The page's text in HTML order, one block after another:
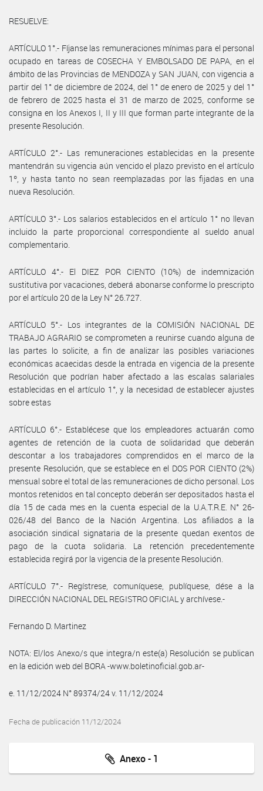
RESUELVE:
ARTÍCULO 1°.- Fíjanse las remuneraciones mínimas para el personal
ocupado en tareas de COSECHA Y EMBOLSADO DE PAPA, en el
ámbito de las Provincias de MENDOZA y SAN JUAN, con vigencia a
partir del 1° de diciembre de 2024, del 1° de enero de 2025 y del 1°
de febrero de 2025 hasta el 31 de marzo de 2025, conforme se
consigna en los Anexos I, II y III que forman parte integrante de la
presente Resolución.
ARTÍCULO 2°.- Las remuneraciones establecidas en la presente
mantendrán su vigencia aún vencido el plazo previsto en el artículo
1º, y hasta tanto no sean reemplazadas por las fijadas en una
nueva Resolución.
ARTÍCULO 3°.- Los salarios establecidos en el artículo 1° no llevan
incluido la parte proporcional correspondiente al sueldo anual
complementario.
ARTÍCULO 4°.- El DIEZ POR CIENTO (10%) de indemnización
sustitutiva por vacaciones, deberá abonarse conforme lo prescripto
por el artículo 20 de la Ley N° 26.727.
ARTÍCULO 5°.- Los integrantes de la COMISIÓN NACIONAL DE
TRABAJO AGRARIO se comprometen a reunirse cuando alguna de
las partes lo solicite, a fin de analizar las posibles variaciones
económicas acaecidas desde la entrada en vigencia de la presente
Resolución que podrían haber afectado a las escalas salariales
establecidas en el artículo 1°, y la necesidad de establecer ajustes
sobre estas
ARTÍCULO 6°.- Establécese que los empleadores actuarán como
agentes de retención de la cuota de solidaridad que deberán
descontar a los trabajadores comprendidos en el marco de la
presente Resolución, que se establece en el DOS POR CIENTO (2%)
mensual sobre el total de las remuneraciones de dicho personal. Los
montos retenidos en tal concepto deberán ser depositados hasta el
día 15 de cada mes en la cuenta especial de la U.A.T.R.E. N° 26-
026/48 del Banco de la Nación Argentina. Los afiliados a la
asociación sindical signataria de la presente quedan exentos de
pago de la cuota solidaria. La retención precedentemente
establecida regirá por la vigencia de la presente Resolución.
ARTÍCULO 7°.- Regístrese, comuníquese, publíquese, dése a la
DIRECCIÓN NACIONAL DEL REGISTRO OFICIAL y archívese.-
Fernando D. Martinez
NOTA: El/los Anexo/s que integra/n este(a) Resolución se publican
en la edición web del BORA -www.boletinoficial.gob.ar-
e. 11/12/2024 N° 89374/24 v. 11/12/2024
Fecha de publicación 11/12/2024
Anexo - 1